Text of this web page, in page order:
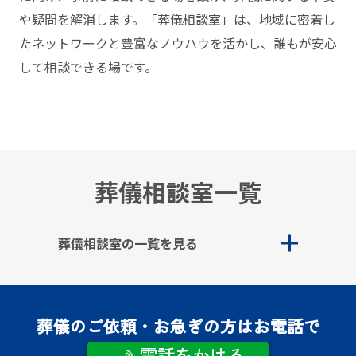
や疑問を解消します。「葬儀相談室」は、地域に密着し
たネットワークと豊富なノウハウを活かし、誰もが安⼼
して相談できる場です。
葬儀相談室一覧
葬儀相談室の一覧を見る
葬儀のご依頼・お急ぎの方はお電話で